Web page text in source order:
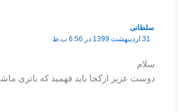
سلطانی
31 اردیبهشت 1399 در 6:56 ب.ظ
سلام
دوست عزیز ازکجا باید فهمید که باتری